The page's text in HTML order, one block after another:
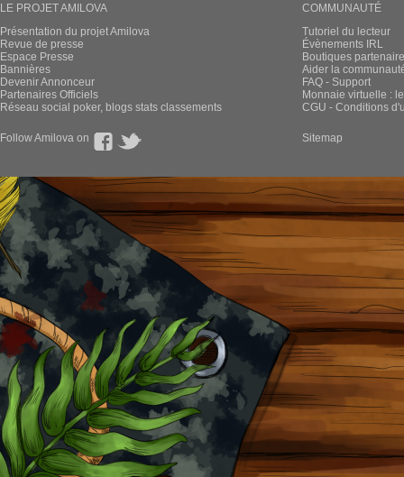
LE PROJET AMILOVA
Présentation du projet Amilova
Revue de presse
Espace Presse
Bannières
Devenir Annonceur
Partenaires Officiels
Réseau social poker, blogs stats classements
COMMUNAUTÉ
Tutoriel du lecteur
Évènements IRL
Boutiques
Aider la
FAQ - Support
Monnaie virtuelle :
CGU - Conditions
Follow Amilova on Sitemap